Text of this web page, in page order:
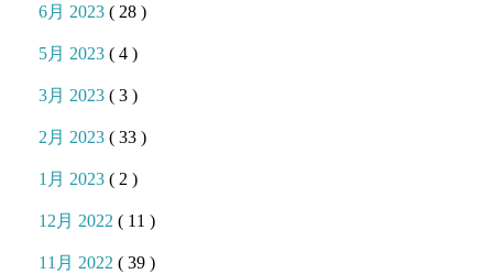
6月 2023( 28 )
5月 2023( 4 )
3月 2023( 3 )
2月 2023( 33 )
1月 2023( 2 )
12月 2022( 11 )
11月 2022( 39 )